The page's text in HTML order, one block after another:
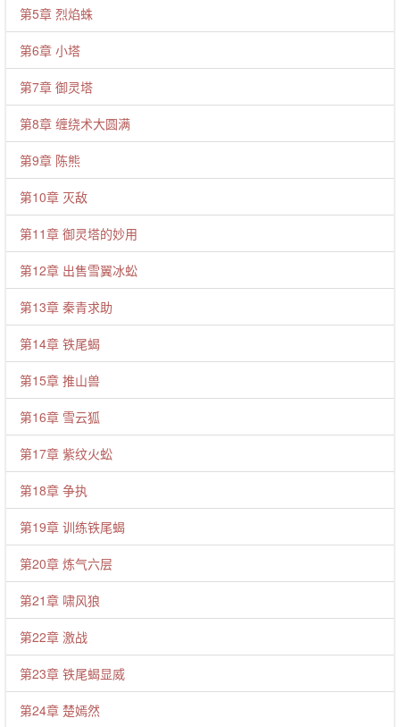
第5章 烈焰蛛
第6章 小塔
第7章 御灵塔
第8章 缠绕术大圆满
第9章 陈熊
第10章 灭敌
第11章 御灵塔的妙用
第12章 出售雪翼冰蚣
第13章 秦青求助
第14章 铁尾蝎
第15章 推山兽
第16章 雪云狐
第17章 紫纹火蚣
第18章 争执
第19章 训练铁尾蝎
第20章 炼气六层
第21章 啸风狼
第22章 激战
第23章 铁尾蝎显威
第24章 楚嫣然